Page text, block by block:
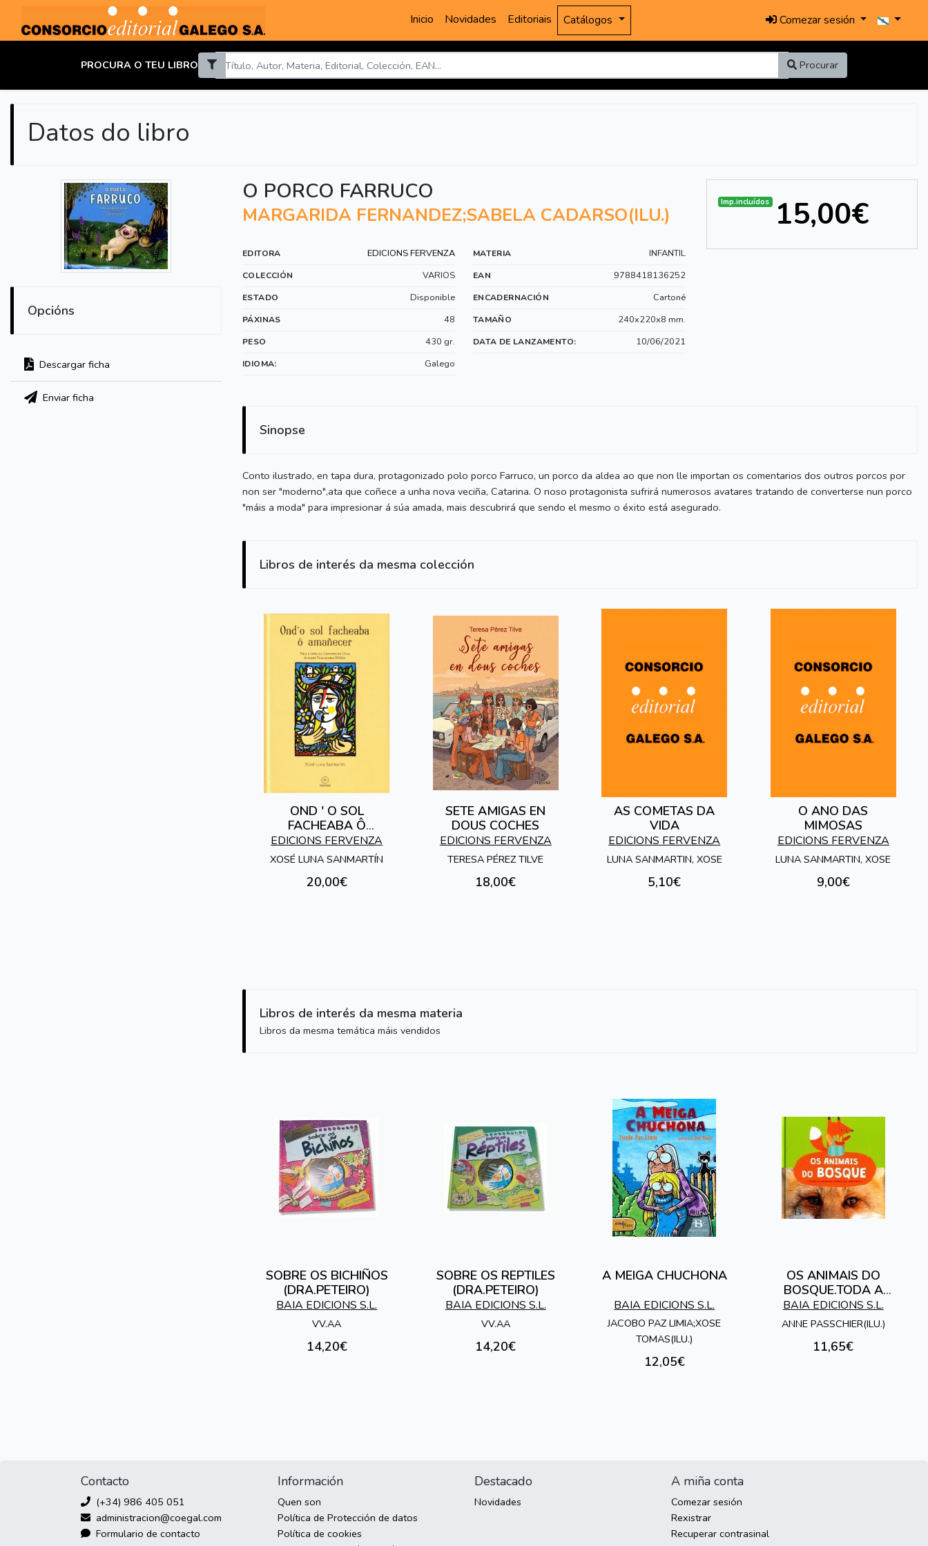
Inicio Novidades Editoriais Catálogos Comezar sesión
PROCURA O TEU LIBRO Procurar
Datos do libro
Opcións
Descargar ficha
Enviar ficha
O PORCO FARRUCO
MARGARIDA FERNANDEZ;SABELA CADARSO(ILU.)
EDITORA EDICIONS FERVENZA MATERIA INFANTIL
COLECCIÓN VARIOS EAN 9788418136252
ESTADO Disponible ENCADERNACIÓN Cartoné
PÁXINAS 48 TAMAÑO 240x220x8 mm.
PESO 430 gr. DATA DE LANZAMENTO: 10/06/2021
IDIOMA: Galego
Imp.incluídos 15,00€
Sinopse
Conto ilustrado, en tapa dura, protagonizado polo porco Farruco, un porco da aldea ao que non lle importan os comentarios dos outros porcos por
non ser "moderno",ata que coñece a unha nova veciña, Catarina. O noso protagonista sufrirá numerosos avatares tratando de converterse nun porco
"máis a moda" para impresionar á súa amada, mais descubrirá que sendo el mesmo o éxito está asegurado.
Libros de interés da mesma colección
OND ' O SOL
FACHEABA Ô
AMAÑECER
EDICIONS FERVENZA
XOSÉ LUNA SANMARTÍN
20,00€
SETE AMIGAS EN
DOUS COCHES
EDICIONS FERVENZA
TERESA PÉREZ TILVE
18,00€
AS COMETAS DA
VIDA
EDICIONS FERVENZA
LUNA SANMARTIN, XOSE
5,10€
O ANO DAS
MIMOSAS
EDICIONS FERVENZA
LUNA SANMARTIN, XOSE
9,00€
Libros de interés da mesma materia
Libros da mesma temática máis vendidos
SOBRE OS BICHIÑOS
(DRA.PETEIRO)
BAIA EDICIONS S.L.
VV.AA
14,20€
SOBRE OS REPTILES
(DRA.PETEIRO)
BAIA EDICIONS S.L.
VV.AA
14,20€
A MEIGA CHUCHONA
BAIA EDICIONS S.L.
JACOBO PAZ LIMIA;XOSE
TOMAS(ILU.)
12,05€
OS ANIMAIS DO
BOSQUE.TODA A
VERDADE SOBRE OS
ANIMAIS
BAIA EDICIONS S.L.
ANNE PASSCHIER(ILU.)
11,65€
Contacto
(+34) 986 405 051
administracion@coegal.com
Formulario de contacto
Información
Quen son
Política de Protección de datos
Política de cookies
Destacado
Novidades
A miña conta
Comezar sesión
Rexistrar
Recuperar contrasinal